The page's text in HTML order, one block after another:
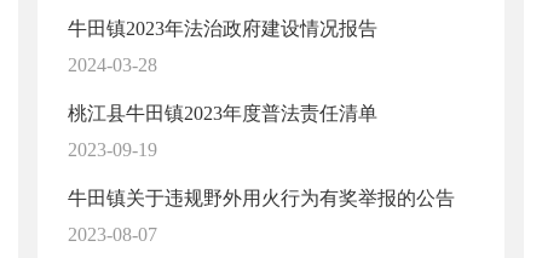
牛田镇2023年法治政府建设情况报告
2024-03-28
桃江县牛田镇2023年度普法责任清单
2023-09-19
牛田镇关于违规野外用火行为有奖举报的公告
2023-08-07